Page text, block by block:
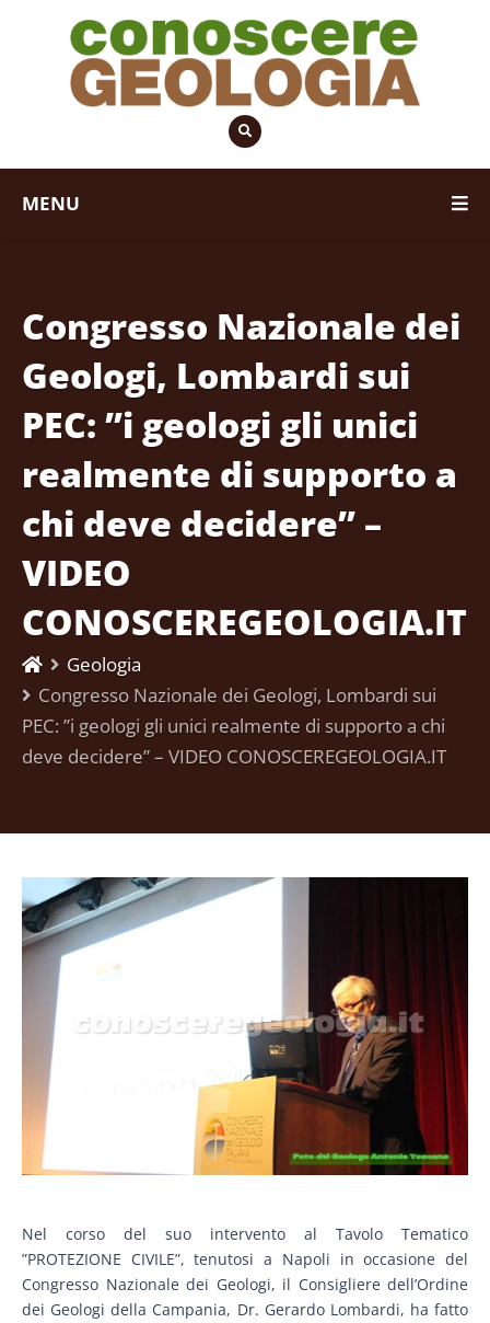
MENU
Congresso Nazionale dei
Geologi, Lombardi sui
PEC: ”i geologi gli unici
realmente di supporto a
chi deve decidere” –
VIDEO
CONOSCEREGEOLOGIA.IT
Geologia
Congresso Nazionale dei Geologi, Lombardi sui
PEC: ”i geologi gli unici realmente di supporto a chi
deve decidere” – VIDEO CONOSCEREGEOLOGIA.IT
Nel corso del suo intervento al Tavolo Tematico
”PROTEZIONE CIVILE”, tenutosi a Napoli in occasione del
Congresso Nazionale dei Geologi, il Consigliere dell’Ordine
dei Geologi della Campania, Dr. Gerardo Lombardi, ha fatto